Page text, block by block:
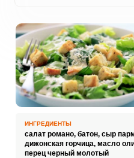
ИНГРЕДИЕНТЫ
салат романо, батон, сыр
дижонская горчица, масло
перец черный молотый